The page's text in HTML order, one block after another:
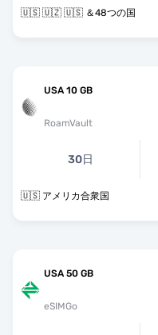
🇺🇸 🇺🇿 🇺🇸 ＆48つの国
USA 10 GB
RoamVault
30日
🇺🇸 アメリカ合衆国
USA 50 GB
eSIMGo